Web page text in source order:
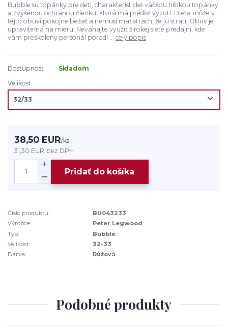
Bubble sú topánky pre deti, charakteristické väčšou hĺbkou topánky
a zvýšenou ochranou členku, ktorá má predísť vyzutí. Dieťa môže v
tejto obuvi pokojne bežať a nemusí mať strach, že ju stratí. Obuv je
upraviteľná na mieru. Neváhajte využiť širokej siete predajní, kde
vám preškolený personál poradí ... celý popis
Dostupnosť
Skladom
Velikost
38,50 EUR/ks
31,30 EUR bez DPH
Pridať do košíka
Číslo produktu:
BU043233
Výrobce:
Peter Legwood
Typ:
Bubble
Velikost:
32-33
Barva:
Růžová
Podobné produkty